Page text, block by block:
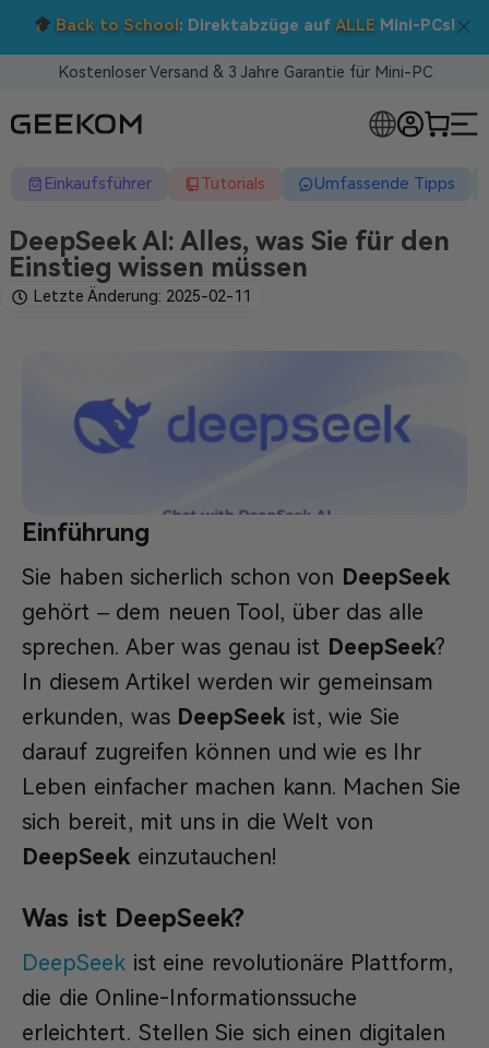
Nutzen Sie den Code BTS05 im Warenkorb.
Kostenloser Versand & 3 Jahre Garantie für Mini-PC
Einkaufsführer Tutorials Umfassende Tipps
DeepSeek AI: Alles, was Sie für den
Einstieg wissen müssen
Letzte Änderung: 2025-02-11
Einführung
Sie haben sicherlich schon von DeepSeek
gehört – dem neuen Tool, über das alle
sprechen. Aber was genau ist DeepSeek?
In diesem Artikel werden wir gemeinsam
erkunden, was DeepSeek ist, wie Sie
darauf zugreifen können und wie es Ihr
Leben einfacher machen kann. Machen Sie
sich bereit, mit uns in die Welt von
DeepSeek einzutauchen!
Was ist DeepSeek?
DeepSeek ist eine revolutionäre Plattform,
die die Online-Informationssuche
erleichtert. Stellen Sie sich einen digitalen
MINI-PCS